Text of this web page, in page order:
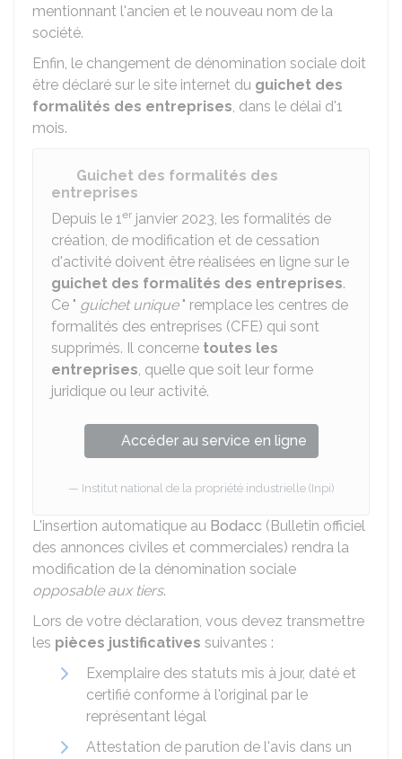
mentionnant l'ancien et le nouveau nom de la
société.
Enfin, le changement de dénomination sociale doit
être déclaré sur le site internet du guichet des
formalités des entreprises, dans le délai d'1
mois.
Guichet des formalités des
entreprises
Depuis le 1er janvier 2023, les formalités de
création, de modification et de cessation
d'activité doivent être réalisées en ligne sur le
guichet des formalités des entreprises.
Ce " guichet unique" remplace les centres de
formalités des entreprises (CFE) qui sont
supprimés. Il concerne toutes les
entreprises, quelle que soit leur forme
juridique ou leur activité.
Accéder au service en ligne
Institut national de la propriété industrielle (Inpi)
L'insertion automatique au Bodacc (Bulletin officiel
des annonces civiles et commerciales) rendra la
modification de la dénomination sociale
opposable aux tiers.
Lors de votre déclaration, vous devez transmettre
les pièces justificatives suivantes :
Exemplaire des statuts mis à jour, daté et
certifié conforme à l'original par le
représentant légal
Attestation de parution de l'avis dans un